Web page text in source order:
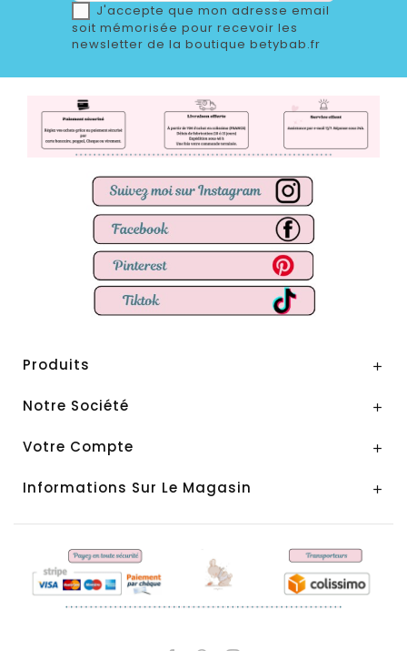
J'accepte que mon adresse email
soit mémorisée pour recevoir les
newsletter de la boutique betybab.fr
Produits 
Notre Société 
Votre Compte 
Informations Sur Le Magasin 